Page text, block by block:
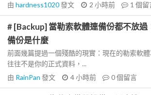
由 hardness1020發文 2 小時前 1 個留
# [Backup] 當勒索軟體連備份都不放過
備份是什麼
前面幾篇提過一個殘酷的現實：現在的勒索軟
往往不是你的正式資料，...
由 RainPan 發文 4 小時前 0個留言